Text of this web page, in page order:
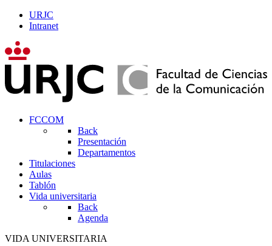
URJC
Intranet
FCCOM
Back
Presentación
Departamentos
Titulaciones
Aulas
Tablón
Vida universitaria
Back
Agenda
VIDA UNIVERSITARIA